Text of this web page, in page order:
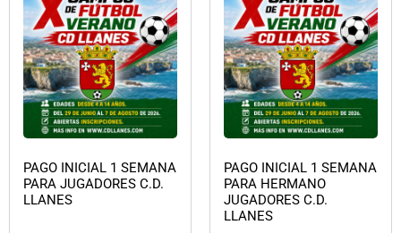
PAGO INICIAL 1 SEMANA
PARA JUGADORES C.D.
LLANES
PAGO INICIAL 1 SEMANA
PARA HERMANO
JUGADORES C.D.
LLANES